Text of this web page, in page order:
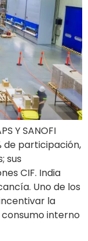
Y SANOFI
de participación,
sus
CIF. India
Uno de los
la
interno